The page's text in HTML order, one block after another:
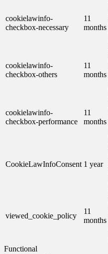
cookielawinfo-
checkbox-necessary
11
months
cookielawinfo-
checkbox-others
11
months
cookielawinfo-
checkbox-performance
11
months
CookieLawInfoConsent 1 year
viewed_cookie_policy
11
months
Functional